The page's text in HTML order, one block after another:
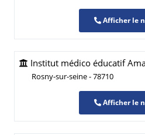
Afficher le
Institut médico éducatif
Rosny-sur-seine - 78710
Afficher le